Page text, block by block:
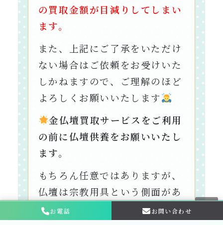
の買取金額が目減りしてしまい
ます。
また、上記にご了承をいただけ
ない場合はご依頼をお受けいた
しかねますので、ご理解のほど
よろしくお願いいたします
金仏壇買取サービスをご利用
の前に仏壇供養をお願いいたし
ます。
もちろん任意ではありますが、
仏壇は宗教用具という側面があ
るため処分する前に供養を行っ
お問い合わせ・ 相談はこちら
お電話 お問い合わせ